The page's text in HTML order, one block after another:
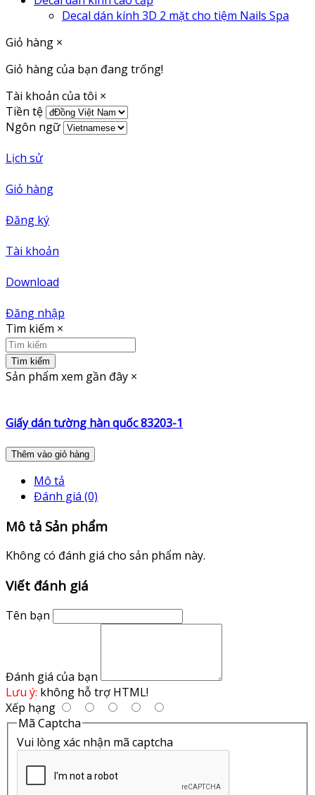
Decal dán kính 3D 2 mặt cho tiệm Nails Spa
Giỏ hàng ×
Giỏ hàng của bạn đang trống!
Tài khoản của tôi ×
Tiền tệ
Ngôn ngữ
Lịch sử
Giỏ hàng
Đăng ký
Tài khoản
Download
Đăng nhập
Tìm kiếm ×
Tìm kiếm
Sản phẩm xem gần đây ×
Giấy dán tường hàn quốc 83203-1
Thêm vào giỏ hàng
Mô tả
Đánh giá (0)
Mô tả Sản phẩm
Không có đánh giá cho sản phẩm này.
Viết đánh giá
Tên bạn
Đánh giá của bạn
Lưu ý: không hỗ trợ HTML!
Xếp hạng
Mã Captcha
Vui lòng xác nhận mã captcha